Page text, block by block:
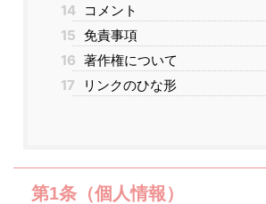
14 コメント
15 免責事項
16 著作権について
17
リンクのひな形
第1条（個人情報）